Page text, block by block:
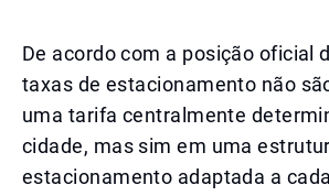
De acordo com a posição oficial
taxas de estacionamento não
uma tarifa centralmente
cidade, mas sim em uma
estacionamento adaptada a